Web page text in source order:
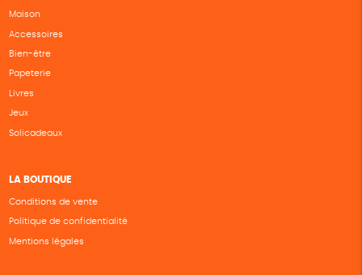
Maison
Accessoires
Bien-être
Papeterie
Livres
Jeux
Solicadeaux
LA BOUTIQUE
Conditions de vente
Politique de confidentialité
Mentions légales